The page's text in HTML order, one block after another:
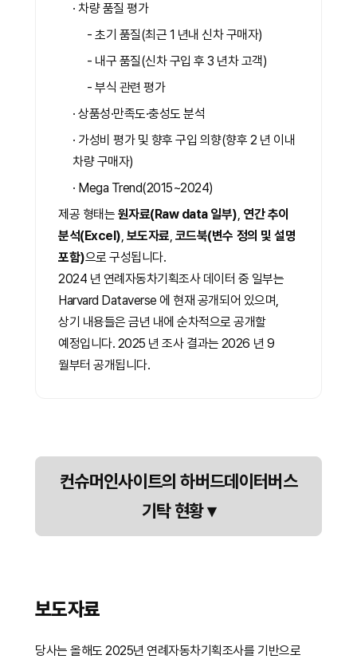
· 차량 품질 평가
- 초기 품질(최근 1 년내 신차 구매자)
- 내구 품질(신차 구입 후 3 년차 고객)
- 부식 관련 평가
· 상품성·만족도·충성도 분석
· 가성비 평가 및 향후 구입 의향(향후 2 년 이내
차량 구매자)
· Mega Trend(2015~2024)
제공 형태는 원자료(Raw data 일부), 연간 추이
분석(Excel), 보도자료, 코드북(변수 정의 및 설명
포함)으로 구성됩니다.
2024 년 연례자동차기획조사 데이터 중 일부는
Harvard Dataverse 에 현재 공개되어 있으며,
상기 내용들은 금년 내에 순차적으로 공개할
예정입니다. 2025 년 조사 결과는 2026 년 9
월부터 공개됩니다.
컨슈머인사이트의 하버드데이터버스
기탁 현황▾
보도자료
당사는 올해도 2025년 연례자동차기획조사를 기반으로